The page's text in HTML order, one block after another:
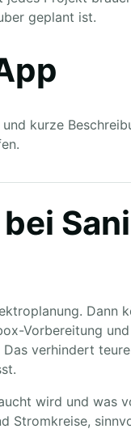
geplant ist.
kurze
Dann
Vorbereitung
verhindert
wird und was
Stromkreise,